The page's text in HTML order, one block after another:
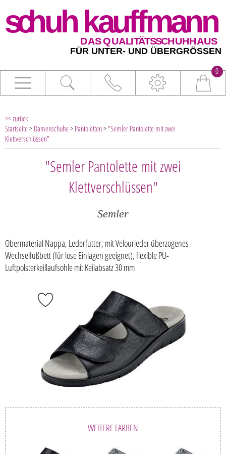
0
<< zurück
Startseite> Damenschuhe> Pantoletten> "Semler Pantolette mit zwei
Klettverschlüssen"
"Semler Pantolette mit zwei
Klettverschlüssen"
Semler
Obermaterial Nappa, Lederfutter, mit Velourleder überzogenes
Wechselfußbett (für lose Einlagen geeignet), flexible PU-
Luftpolsterkeillaufsohle mit Keilabsatz 30 mm
WEITERE FARBEN